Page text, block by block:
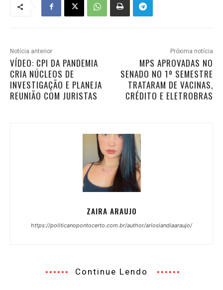
Notícia anterior
VÍDEO: CPI DA PANDEMIA
CRIA NÚCLEOS DE
INVESTIGAÇÃO E PLANEJA
REUNIÃO COM JURISTAS
Próxima notícia
MPS APROVADAS NO
SENADO NO 1º SEMESTRE
TRATARAM DE VACINAS,
CRÉDITO E ELETROBRAS
ZAIRA ARAUJO
https://politicanopontocerto.com.br/author/arioslandiaaraujo/
Continue Lendo